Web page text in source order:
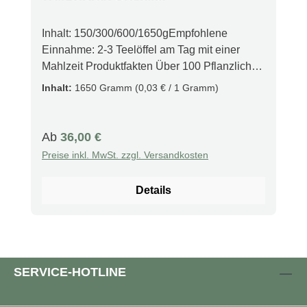
Inhalt: 150/300/600/1650gEmpfohlene
Einnahme: 2-3 Teelöffel am Tag mit einer
Mahlzeit Produktfakten Über 100 Pflanzliche
Zutaten Fördert eine Balancierte Ernährung
Zutaten ist **WurzelKraft** der ideale Partner
unterstützt ein ausgewogenes Leben und
Vitalstoffen, darunter Mineralien, Vitamine,
Inhalt: 1650 Gramm (0,03 € / 1 Gramm)
Regulärer Preis:
Ab 36,00 €
Preise inkl. MwSt. zzgl. Versandkosten
Details
SERVICE-HOTLINE